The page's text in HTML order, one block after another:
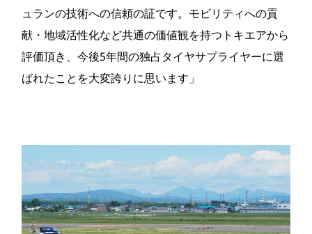
ュランの技術への信頼の証です。モビリティへの貢
献・地域活性化など共通の価値観を持つトキエアから
評価頂き、今後5年間の独占タイヤサプライヤーに選
ばれたことを大変誇りに思います」